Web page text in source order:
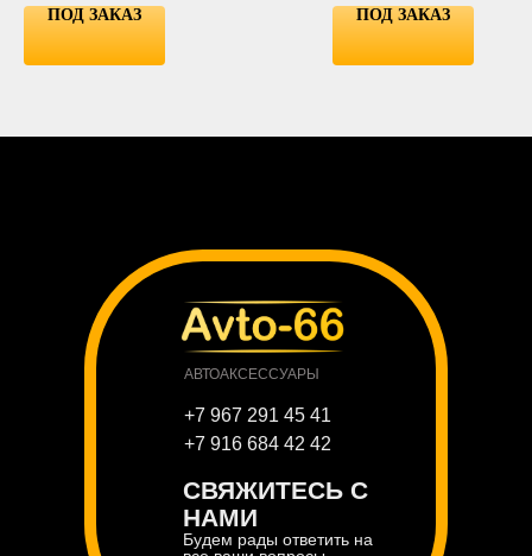
ПОД ЗАКАЗ ПОД ЗАКАЗ
Будем рады ответить на
СВЯЖИТЕСЬ С
НАМИ
АВТОАКСЕССУАРЫ
+7 967 291 45 41
+7 916 684 42 42